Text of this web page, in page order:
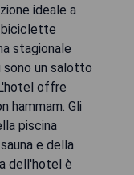
ideale a
biciclette
stagionale
un salotto
offre
hammam. Gli
piscina
e della
dell'hotel è